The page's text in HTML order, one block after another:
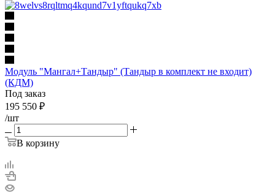
Модуль "Мангал+Тандыр" (Тандыр в комплект не входит)
(КДМ)
Под заказ
195 550 ₽
/шт
В корзину